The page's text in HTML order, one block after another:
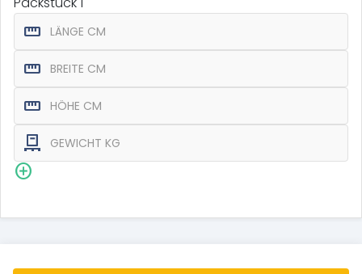
straighten LÄNGE CM
straighten BREITE CM
straighten HÖHE CM
pallet GEWICHT KG
add_circle